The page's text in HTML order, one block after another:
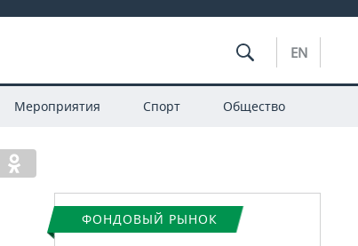
EN
Мероприятия Спорт Общество
ФОНДОВЫЙ РЫНОК